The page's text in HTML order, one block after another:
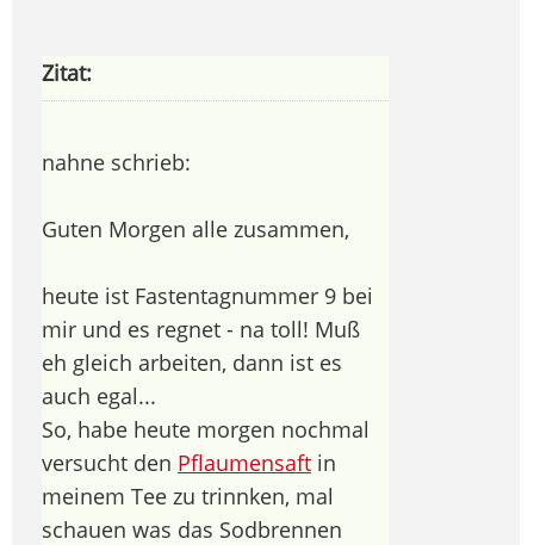
Zitat:
nahne schrieb:
Guten Morgen alle zusammen,
heute ist Fastentagnummer 9 bei
mir und es regnet - na toll! Muß
eh gleich arbeiten, dann ist es
auch egal...
So, habe heute morgen nochmal
versucht den Pflaumensaft in
meinem Tee zu trinnken, mal
schauen was das Sodbrennen